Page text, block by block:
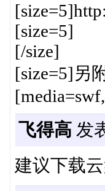
[size=5]
[/size]
[size=5]另
飞得高 发
建议下载